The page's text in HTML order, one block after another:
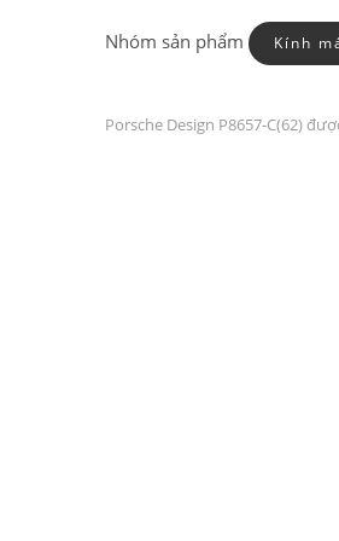
Nhóm sản phẩm Kính
Porsche Design P8657-C(62)